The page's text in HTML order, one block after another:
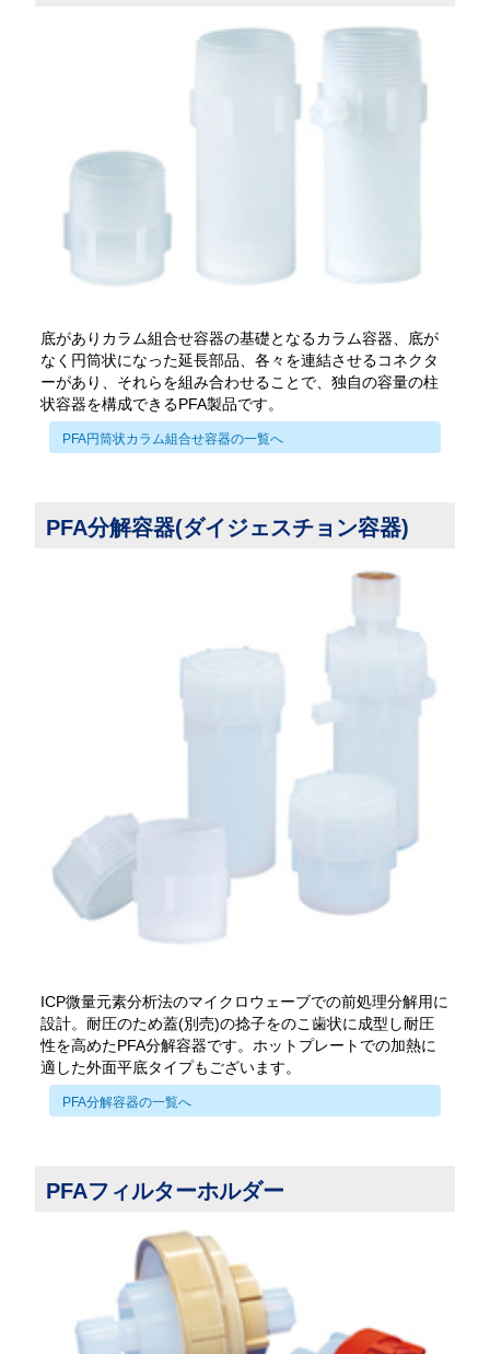
底がありカラム組合せ容器の基礎となるカラム容器、底が
なく円筒状になった延長部品、各々を連結させるコネクタ
ーがあり、それらを組み合わせることで、独自の容量の柱
状容器を構成できるPFA製品です。
PFA円筒状カラム組合せ容器の一覧へ
PFA分解容器(ダイジェスチョン容器)
ICP微量元素分析法のマイクロウェーブでの前処理分解用に
設計。耐圧のため蓋(別売)の捻子をのこ歯状に成型し耐圧
性を高めたPFA分解容器です。ホットプレートでの加熱に
適した外面平底タイプもございます。
PFA分解容器の一覧へ
PFAフィルターホルダー